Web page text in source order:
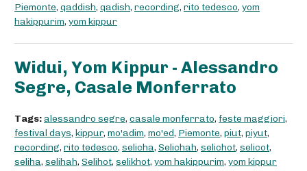
Piemonte, qaddish, qadish, recording, rito tedesco, yom
hakippurim, yom kippur
Widui, Yom Kippur - Alessandro
Segre, Casale Monferrato
Tags:alessandro segre, casale monferrato, feste maggiori,
festival days, kippur, mo'adim, mo'ed, Piemonte, piut, piyut,
recording, rito tedesco, selicha, Selichah, selichot, selicot,
seliha, selihah, Selihot, selikhot, yom hakippurim, yom kippur